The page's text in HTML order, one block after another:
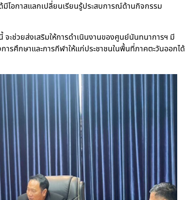
มีโอกาสแลกเปลี่ยนเรียนรู้ประสบการณ์ด้านกิจกรรม
ช่วยส่งเสริมให้การดำเนินงานของศูนย์นันทนาการฯ มี
รศึกษาและการกีฬาให้แก่ประชาชนในพื้นที่ภาคตะวันออกได้